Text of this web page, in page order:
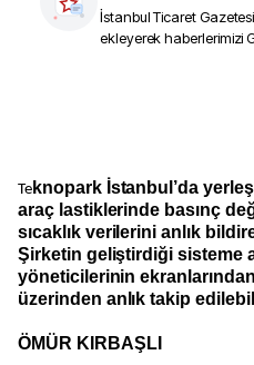
İstanbul Ticaret Gazetesi
ekleyerek haberlerimizi
Teknopark İstanbul’da
araç lastiklerinde basınç
sıcaklık verilerini anlık
Şirketin geliştirdiği sisteme
yöneticilerinin
üzerinden anlık takip
ÖMÜR KIRBAŞLI